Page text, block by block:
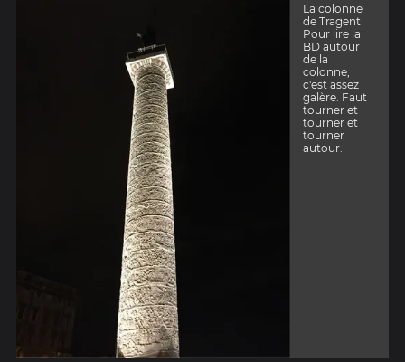
La colonne
de Tragent
Pour lire la
BD autour
de la
colonne,
c'est assez
galère. Faut
tourner et
tourner et
tourner
autour.